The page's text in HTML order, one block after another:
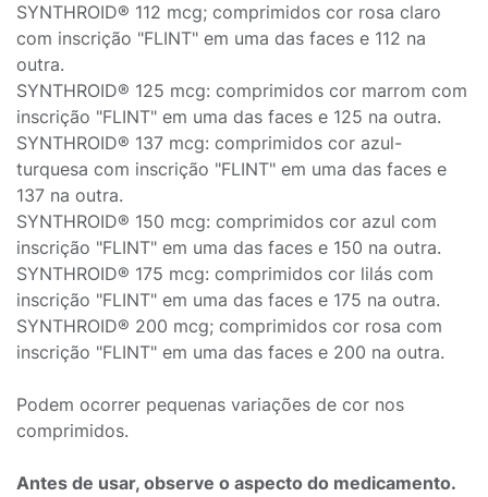
SYNTHROID® 112 mcg; comprimidos cor rosa claro
com inscrição "FLINT" em uma das faces e 112 na
outra.
SYNTHROID® 125 mcg: comprimidos cor marrom com
inscrição "FLINT" em uma das faces e 125 na outra.
SYNTHROID® 137 mcg: comprimidos cor azul-
turquesa com inscrição "FLINT" em uma das faces e
137 na outra.
SYNTHROID® 150 mcg: comprimidos cor azul com
inscrição "FLINT" em uma das faces e 150 na outra.
SYNTHROID® 175 mcg: comprimidos cor lilás com
inscrição "FLINT" em uma das faces e 175 na outra.
SYNTHROID® 200 mcg; comprimidos cor rosa com
inscrição "FLINT" em uma das faces e 200 na outra.
Podem ocorrer pequenas variações de cor nos
comprimidos.
Antes de usar, observe o aspecto do medicamento.